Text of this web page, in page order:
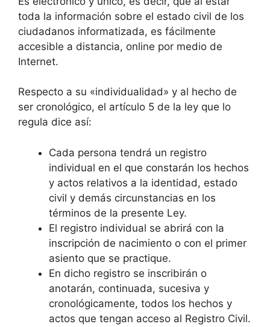
toda la información sobre el estado civil de los
ciudadanos informatizada, es fácilmente
accesible a distancia, online por medio de
Internet.
Respecto a su «individualidad» y al hecho de
ser cronológico, el artículo 5 de la ley que lo
regula dice así:
Cada persona tendrá un registro
individual en el que constarán los hechos
y actos relativos a la identidad, estado
civil y demás circunstancias en los
términos de la presente Ley.
El registro individual se abrirá con la
inscripción de nacimiento o con el primer
asiento que se practique.
En dicho registro se inscribirán o
anotarán, continuada, sucesiva y
cronológicamente, todos los hechos y
actos que tengan acceso al Registro Civil.